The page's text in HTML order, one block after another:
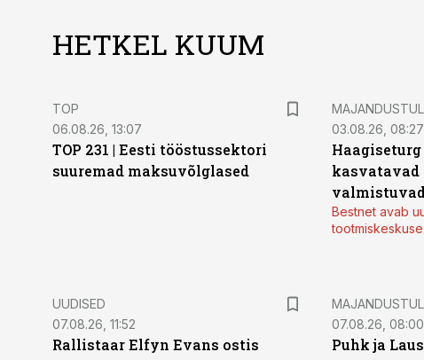
HETKEL KUUM
TOP
06.08.26, 13:07
TOP 231 | Eesti tööstussektori
suuremad maksuvõlglased
03.08.26, 08:27
kasvatavad
Bestnet avab
tootmiskeskuse
UUDISED
07.08.26, 11:52
Rallistaar Elfyn Evans ostis
07.08.26, 08:00
Puhk ja